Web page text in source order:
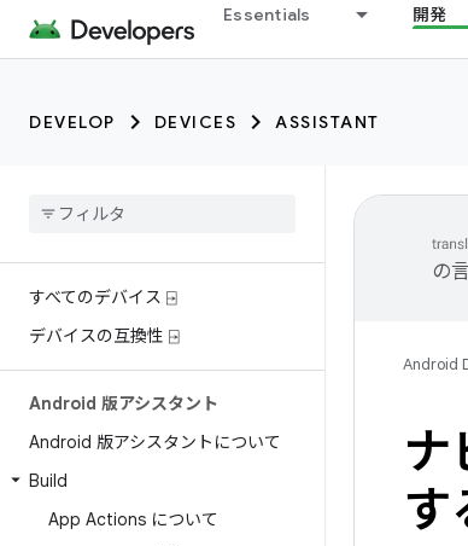
Essentials 開発
DEVELOP DEVICES ASSISTANT
すべてのデバイス ⍈
デバイスの互換性 ⍈
Android 版アシスタント
Android 版アシスタントについて
Build
App Actions について
の
Android
ナ
す